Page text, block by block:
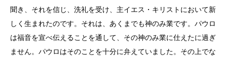
聞き、それを信じ、洗礼を受け、主イエス・キリストにおいて新
しく生まれたのです。それは、あくまでも神のみ業です。パウロ
は福音を宣べ伝えることを通して、その神のみ業に仕えたに過ぎ
ません。パウロはそのことを十分に弁えていました。その上でな